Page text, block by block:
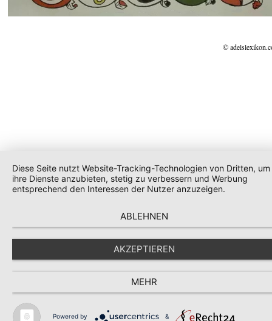
©
Diese Seite nutzt Website-Tracking-Technologien von Dritten, um
ihre Dienste anzubieten, stetig zu verbessern und Werbung
entsprechend den Interessen der Nutzer anzuzeigen.
ABLEHNEN
AKZEPTIEREN
MEHR
Powered by &